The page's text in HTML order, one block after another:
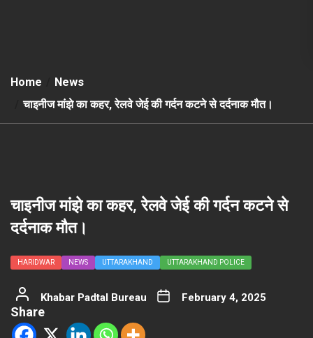
Home
News
चाइनीज मांझे का कहर, रेलवे जेई की गर्दन कटने से दर्दनाक मौत।
चाइनीज मांझे का कहर, रेलवे जेई की गर्दन कटने से
दर्दनाक मौत।
HARIDWAR NEWS UTTARAKHAND UTTARAKHAND POLICE
Khabar Padtal Bureau February 4, 2025
Share